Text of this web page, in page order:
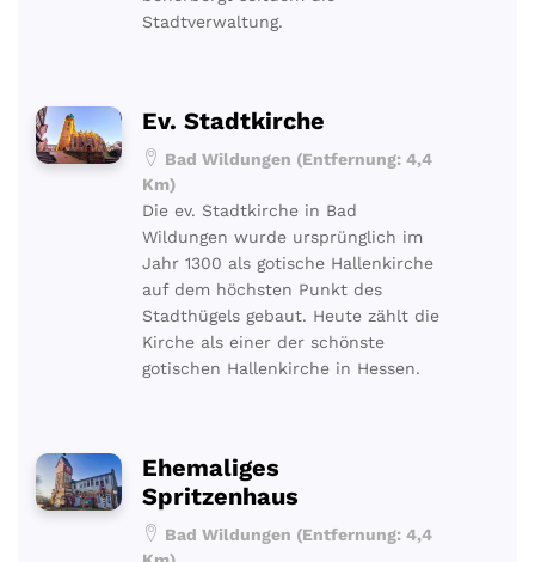
Stadtverwaltung.
Ev. Stadtkirche
Bad Wildungen (Entfernung: 4,4
Km)
Die ev. Stadtkirche in Bad
Wildungen wurde ursprünglich im
Jahr 1300 als gotische Hallenkirche
auf dem höchsten Punkt des
Stadthügels gebaut. Heute zählt die
Kirche als einer der schönste
gotischen Hallenkirche in Hessen.
Ehemaliges
Spritzenhaus
Bad Wildungen (Entfernung: 4,4